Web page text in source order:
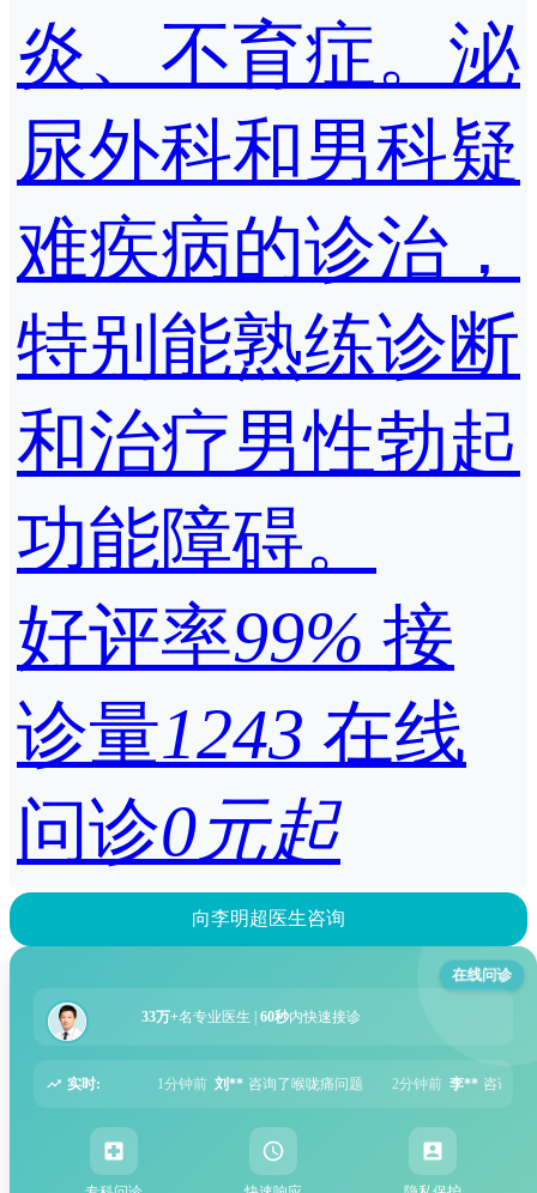
炎、不育症。泌
尿外科和男科疑
难疾病的诊治，
特别能熟练诊断
和治疗男性勃起
功能障碍。
好评率99% 接
诊量1243 在线
问诊0元起
向李明超医生咨询
在线问诊
33万+名专业医生 | 60秒内快速接诊
实时:
咨询了喉咙痛问题 2分钟前 李** 咨询了湿疹问题 5分钟前 张** 咨询了